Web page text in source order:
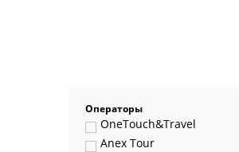
Операторы
OneTouch&Travel
Anex Tour